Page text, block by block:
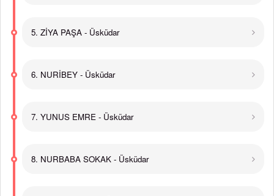
5. ZİYA PAŞA - Üsküdar
6. NURİBEY - Üsküdar
7. YUNUS EMRE - Üsküdar
8. NURBABA SOKAK - Üsküdar